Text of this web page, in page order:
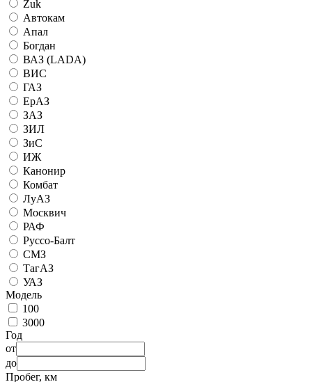
Zuk
Автокам
Апал
Богдан
ВАЗ (LADA)
ВИС
ГАЗ
ЕрАЗ
ЗАЗ
ЗИЛ
ЗиС
ИЖ
Канонир
Комбат
ЛуАЗ
Москвич
РАФ
Руссо-Балт
СМЗ
ТагАЗ
УАЗ
Модель
100
3000
Год
от
до
Пробег, км